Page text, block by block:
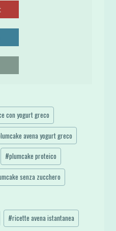
con yogurt greco
avena yogurt greco
#plumcake proteico
senza zucchero
#ricette avena istantanea